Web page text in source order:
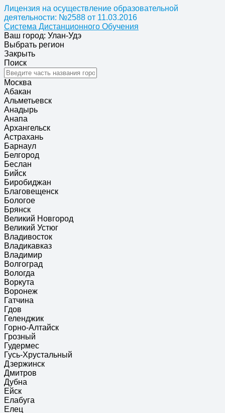
Лицензия на осуществление образовательной
деятельности: №2588 от 11.03.2016
Система Дистанционного Обучения
Ваш город: Улан-Удэ
Выбрать регион
Закрыть
Поиск
Москва
Абакан
Альметьевск
Анадырь
Анапа
Архангельск
Астрахань
Барнаул
Белгород
Беслан
Бийск
Биробиджан
Благовещенск
Бологое
Брянск
Великий Новгород
Великий Устюг
Владивосток
Владикавказ
Владимир
Волгоград
Вологда
Воркута
Воронеж
Гатчина
Гдов
Геленджик
Горно-Алтайск
Грозный
Гудермес
Гусь-Хрустальный
Дзержинск
Дмитров
Дубна
Ейск
Елабуга
Елец